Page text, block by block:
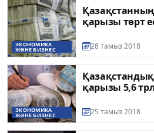
ЭКОНОМИКА
ЖӘНЕ БИЗНЕС
қарызы төрт
28 тамыз 2018
ЭКОНОМИКА
ЖӘНЕ БИЗНЕС
қарызы 5,6
25 тамыз 2018